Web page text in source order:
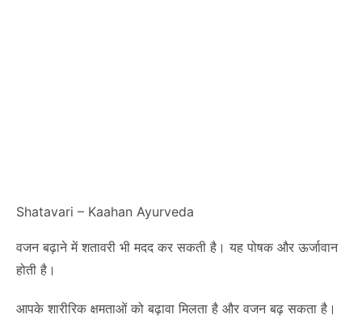
Shatavari – Kaahan Ayurveda
वजन बढ़ाने में शतावरी भी मदद कर सकती है। यह पोषक और ऊर्जावान
होती है।
आपके शारीरिक क्षमताओं को बढ़ावा मिलता है और वजन बढ़ सकता है।